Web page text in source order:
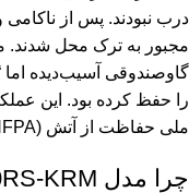
درب نبودند. پس از
مجبور به ترک محل شدند.
گاوصندوقی آسیب‌دیده اما
را حفظ کرده بود. این
ملی حفاظت از آتش (NFPA)